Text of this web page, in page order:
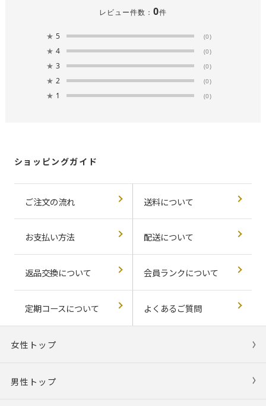
レビュー件数： 0件
★ 5 (0)
★ 4 (0)
★ 3 (0)
★ 2 (0)
★ 1 (0)
ショッピングガイド
ご注文の流れ 送料について
お支払い方法 配送について
返品交換について 会員ランクについて
定期コースについて よくあるご質問
女性トップ
男性トップ